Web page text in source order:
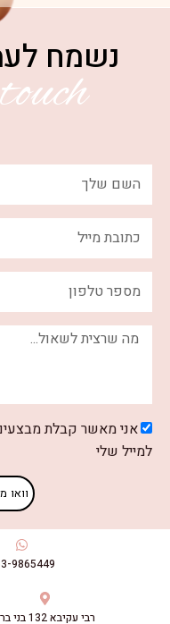
לעמוד
touch
קבלת מבצעים /
וואו מדהים, גם
053-9865449